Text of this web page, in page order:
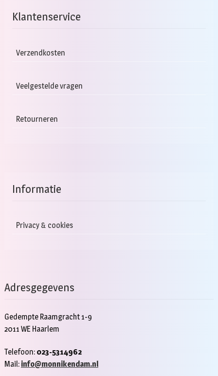
Klantenservice
Verzendkosten
Veelgestelde vragen
Retourneren
Informatie
Privacy & cookies
Adresgegevens
Gedempte Raamgracht 1-9
2011 WE Haarlem
Telefoon: 023-5314962
Mail: info@monnikendam.nl